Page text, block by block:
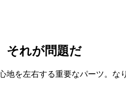
それが問題だ
地を左右する重要なパーツ。な